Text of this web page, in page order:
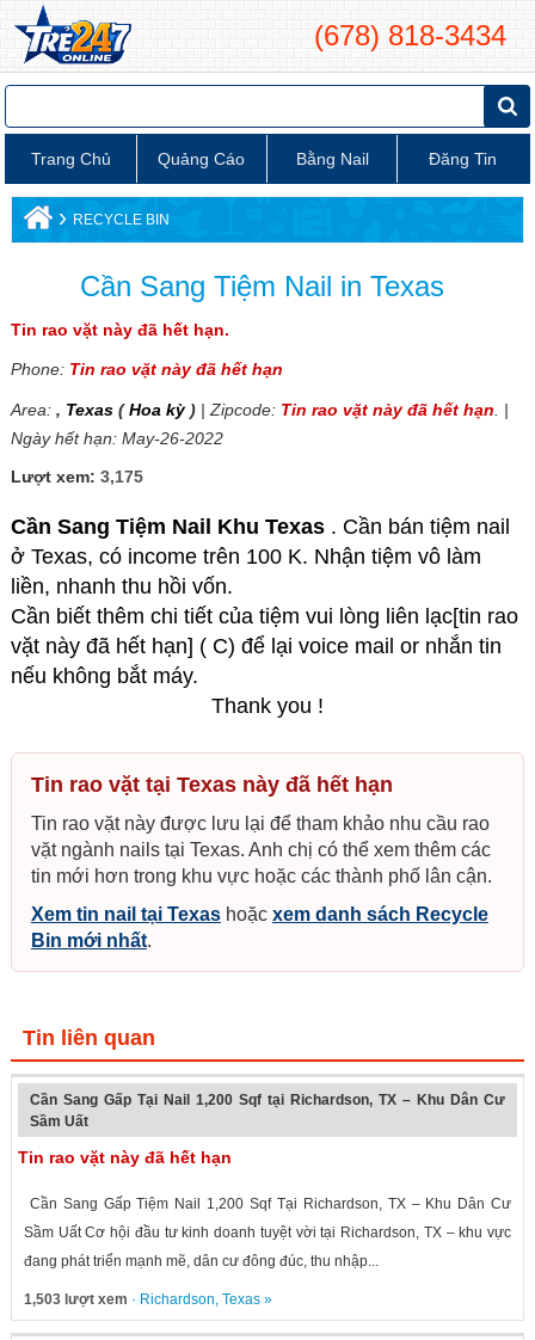
(678) 818-3434
Trang Chủ Quảng Cáo Bằng Nail Đăng Tin
› RECYCLE BIN
Cần Sang Tiệm Nail in Texas
Tin rao vặt này đã hết hạn.
Phone: Tin rao vặt này đã hết hạn
Area: , Texas(Hoa kỳ)| Zipcode: Tin rao vặt này đã hết hạn . |
Ngày hết hạn: May-26-2022
Lượt xem: 3,175
Cần Sang Tiệm Nail Khu Texas . Cần bán tiệm nail
ở Texas, có income trên 100 K. Nhận tiệm vô làm
liền, nhanh thu hồi vốn.
Cần biết thêm chi tiết của tiệm vui lòng liên lạc[tin rao
vặt này đã hết hạn] ( C) để lại voice mail or nhắn tin
nếu không bắt máy.
Thank you !
Tin rao vặt tại Texas này đã hết hạn
Tin rao vặt này được lưu lại để tham khảo nhu cầu rao
vặt ngành nails tại Texas. Anh chị có thể xem thêm các
tin mới hơn trong khu vực hoặc các thành phố lân cận.
Xem tin nail tại Texashoặc xem danh sách Recycle
Bin mới nhất.
Tin liên quan
Cần Sang Gấp Tại Nail 1,200 Sqf tại Richardson, TX – Khu Dân Cư
Sầm Uất
Tin rao vặt này đã hết hạn
Cần Sang Gấp Tiệm Nail 1,200 Sqf Tại Richardson, TX – Khu Dân Cư
Sầm Uất Cơ hội đầu tư kinh doanh tuyệt vời tại Richardson, TX – khu vực
đang phát triển mạnh mẽ, dân cư đông đúc, thu nhập...
1,503 lượt xem · Richardson, Texas»